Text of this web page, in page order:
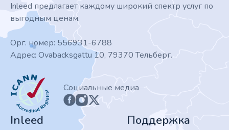
Inleed предлагает каждому широкий спектр услуг по
выгодным ценам.
Орг. номер: 556931-6788
Адрес: Ovabacksgattu 10, 79370 Тельберг.
ICANN
Социальные медиа
Inleed Поддержка